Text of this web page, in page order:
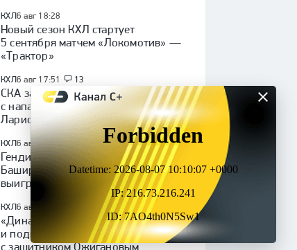
КХЛ6 авг 18:28
Новый сезон КХЛ стартует
5 сентября матчем «Локомотив» —
«Трактор»
КХЛ6 авг 17:51 13
СКА заключил пробный контракт
с нападающим Игорем
Ларионовым-младшим
КХЛ6 авг 16:15
Гендиректор «Салавата Юлаева»
Баширов: «Главная цель —
выиграть Кубок Гагарина»
КХЛ6 авг 14:38
«Динамо» расторгло контракт
и подписало новое соглашение
с защитником Ожигановым